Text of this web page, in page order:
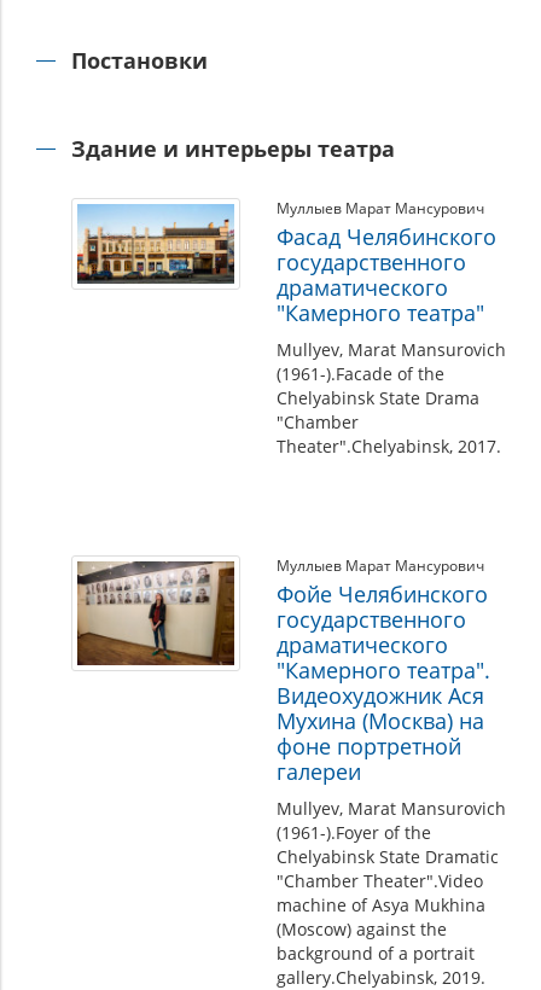
Постановки
Здание и интерьеры театра
Муллыев Марат Мансурович
Фасад Челябинского
государственного
драматического
"Камерного театра"
Mullyev, Marat Mansurovich
(1961-).Facade of the
Chelyabinsk State Drama
"Chamber
Theater".Chelyabinsk, 2017.
Муллыев Марат Мансурович
Фойе Челябинского
государственного
драматического
"Камерного театра".
Видеохудожник Ася
Мухина (Москва) на
фоне портретной
галереи
Mullyev, Marat Mansurovich
(1961-).Foyer of the
Chelyabinsk State Dramatic
"Chamber Theater".Video
machine of Asya Mukhina
(Moscow) against the
background of a portrait
gallery.Chelyabinsk, 2019.